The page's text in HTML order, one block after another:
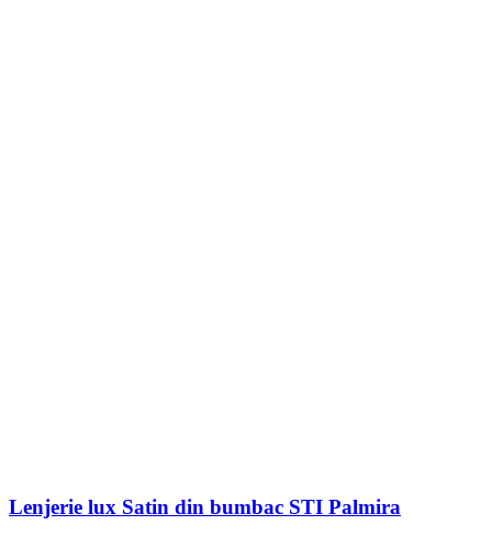
Lenjerie lux Satin din bumbac STI Palmira